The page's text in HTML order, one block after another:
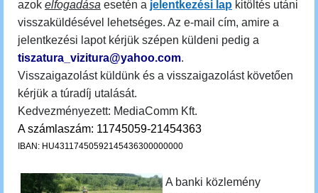
azok elfogadása esetén a jelentkezési lap kitöltés utáni
visszaküldésével lehetséges. Az e-mail cím, amire a
jelentkezési lapot kérjük szépen küldeni pedig a
tiszatura_vizitura@yahoo.com.
Visszaigazolást küldünk és a visszaigazolást követően
kérjük a túradíj utalását.
Kedvezményezett: MediaComm Kft.
A számlaszám: 11745059-21454363
IBAN: HU43117450592145436300000000
A banki közlemény